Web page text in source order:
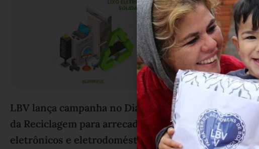
LBV lança campanha no Dia Global
da Reciclagem para arrecadar itens
eletrônicos e eletrodomésticos em